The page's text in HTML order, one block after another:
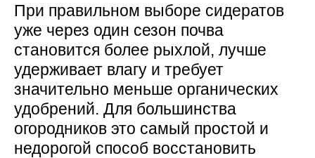
При правильном выборе сидератов
уже через один сезон почва
становится более рыхлой, лучше
удерживает влагу и требует
значительно меньше органических
удобрений. Для большинства
огородников это самый простой и
недорогой способ восстановить